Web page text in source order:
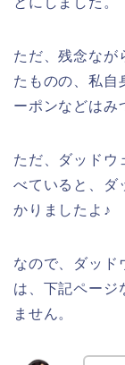
ただ、残念なが
たものの、私自
ーポンなどはみ
ただ、ダッドウ
べていると、ダ
かりましたよ♪
なので、ダッド
は、下記ページ
ません。